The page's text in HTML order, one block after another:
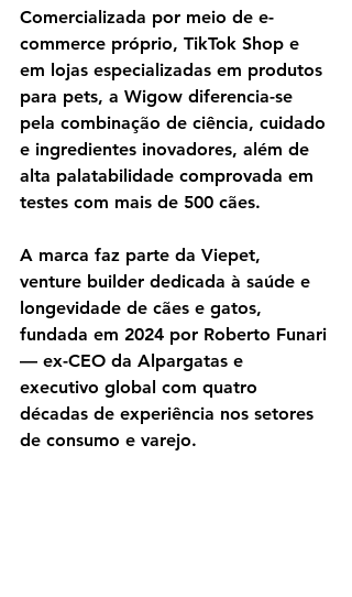
Comercializada por meio de e-
commerce próprio, TikTok Shop e
em lojas especializadas em produtos
para pets, a Wigow diferencia-se
pela combinação de ciência, cuidado
e ingredientes inovadores, além de
alta palatabilidade comprovada em
testes com mais de 500 cães.
A marca faz parte da Viepet,
venture builder dedicada à saúde e
longevidade de cães e gatos,
fundada em 2024 por Roberto Funari
— ex-CEO da Alpargatas e
executivo global com quatro
décadas de experiência nos setores
de consumo e varejo.